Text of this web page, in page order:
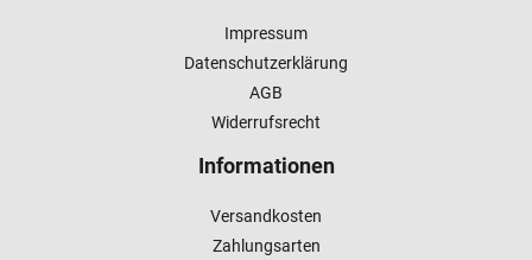
Impressum
Datenschutzerklärung
AGB
Widerrufsrecht
Informationen
Versandkosten
Zahlungsarten